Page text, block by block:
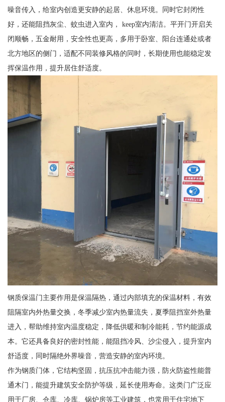
噪音传入，给室内创造更安静的起居、休息环境。同时它封闭性
好，还能阻挡灰尘、蚊虫进入室内， keep室内清洁。平开门开启关
闭顺畅，五金耐用，安全性也更高，多用于卧室、阳台连通处或者
北方地区的侧门，适配不同装修风格的同时，长期使用也能稳定发
挥保温作用，提升居住舒适度。
钢质保温门主要作用是保温隔热，通过内部填充的保温材料，有效
阻隔室内外热量交换，冬季减少室内热量流失，夏季阻挡室外热量
进入，帮助维持室内温度稳定，降低供暖和制冷能耗，节约能源成
本。它还具备良好的密封性能，能阻挡冷风、沙尘侵入，提升室内
舒适度，同时隔绝外界噪音，营造安静的室内环境。
作为钢质门体，它结构坚固，抗压抗冲击能力强，防火防盗性能普
通木门，能提升建筑安全防护等级，延长使用寿命。这类门广泛应
用于厂房、仓库、冷库、锅炉房等工业建筑，也常用于住宅地下